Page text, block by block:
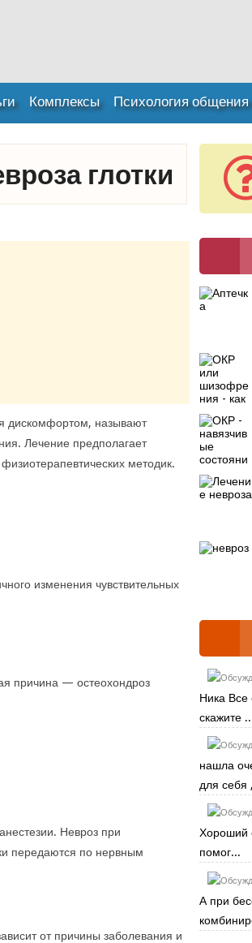
Комплексы Психология общения
глотки
дискомфортом, называют
Лечение предполагает
методик.
изменения чувствительных
причина — остеохондроз
Невроз при
передаются по нервным
от причины заболевания и
Ника Все
скажите
нашла
для себя
Хороший
помог...
А при